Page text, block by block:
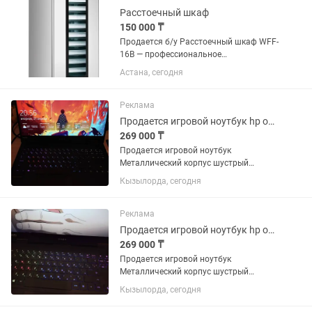
1tb...
Расстоечный шкаф
150 000 ₸
Продается б/у Расстоечный шкаф WFF-
16B — профессиональное
оборудование для расстойки тестовых
заготовок перед выпечкой хлеба,
хлебобулочной продукции. Краткая...
Астана, сегодня
Реклама
Продается игровой ноутбук hp omen торг срочно
269 000 ₸
Продается игровой ноутбук
Металлический корпус шустрый
ноутбук. В комплекте имеется сам
ноутбук, зарядка, мышка Звук: bang&
Видеокарта gtx 1660 ti 6gb Память ssd
1tb...
Кызылорда, сегодня
Реклама
Продается игровой ноутбук hp omen
269 000 ₸
Продается игровой ноутбук
Металлический корпус шустрый
ноутбук. В комплекте имеется сам
ноутбук, зарядка, мышка Звук: bang&
Кызылорда, сегодня